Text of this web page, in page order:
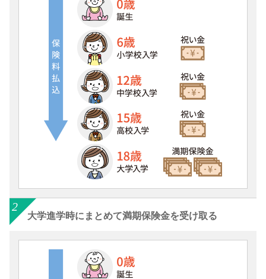
大学進学時にまとめて満期保険金を受け取る